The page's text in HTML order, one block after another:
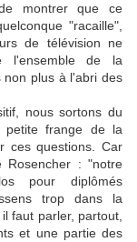
montrer que ce
"racaille",
de télévision ne
l'ensemble de la
non plus à l'abri des
nous sortons du
frange de la
ces questions. Car
Rosencher : "notre
pour diplômés
trop dans la
faut parler, partout,
et une partie des